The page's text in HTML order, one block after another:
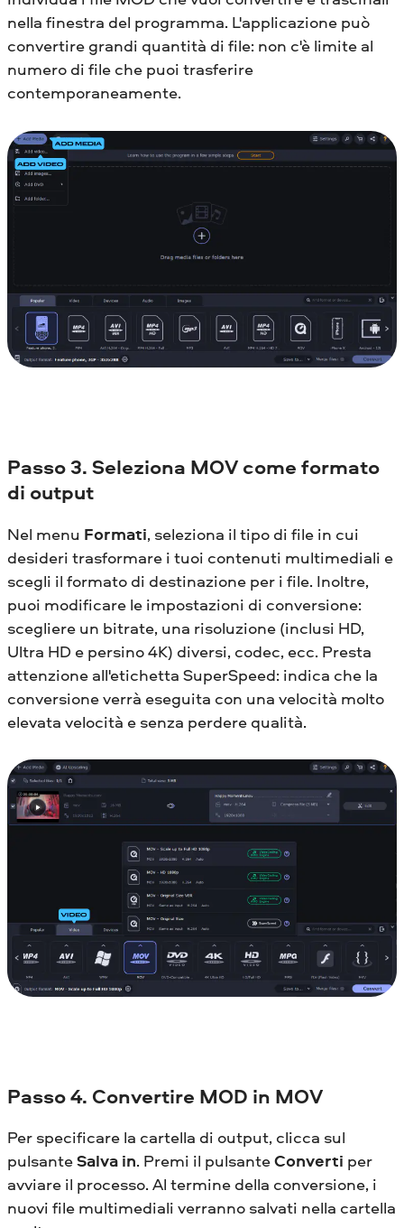
nella finestra del programma. L'applicazione può
convertire grandi quantità di file: non c'è limite al
numero di file che puoi trasferire
contemporaneamente.
Passo 3. Seleziona MOV come formato
di output
Nel menu Formati, seleziona il tipo di file in cui
desideri trasformare i tuoi contenuti multimediali e
scegli il formato di destinazione per i file. Inoltre,
puoi modificare le impostazioni di conversione:
scegliere un bitrate, una risoluzione (inclusi HD,
Ultra HD e persino 4K) diversi, codec, ecc. Presta
attenzione all'etichetta SuperSpeed: indica che la
conversione verrà eseguita con una velocità molto
elevata velocità e senza perdere qualità.
Passo 4. Convertire MOD in MOV
Per specificare la cartella di output, clicca sul
pulsanteSalva in. Premi il pulsanteConverti per
avviare il processo. Al termine della conversione, i
nuovi file multimediali verranno salvati nella cartella